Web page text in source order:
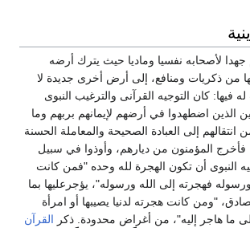
جهدا لأصحابه نفسيا وماديا حيث يترك أرضه
من ذكريات ومنافع، إلى أرض أخرى جديدة لا
فيها: كان التوجيه القرآنى والترغيب النبوى
الذين اضطهدوا في أرضهم لإيمانهم بربهم وما
انتقالهم إلى العبادة الصحيحة والمعاملة الحسنة
فأخرج المؤمنون من ديارهم، وأوذوا في سبيل
النبوى أن تكون الهجرة لله وحده "فمن كانت
فهجرته إلى الله ورسوله"، يؤجرعليها بما
"ومن كانت هجرته لدنيا يصيبها أو امرأة
ما هاجر إليه"، من أغراض محدودة. ذكر القرآن